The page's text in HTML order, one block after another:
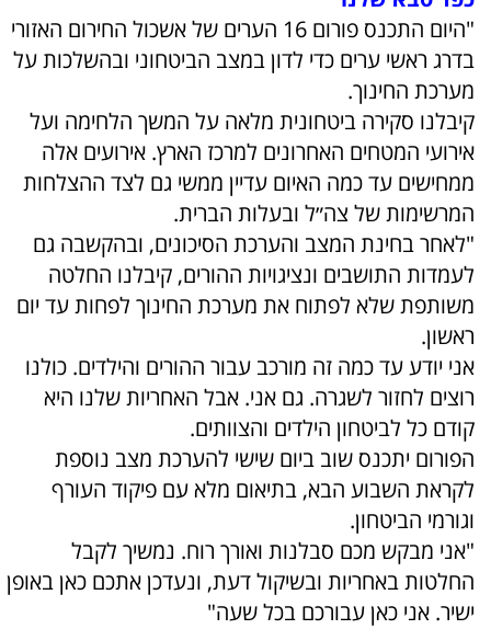
"היום התכנס פורום 16 הערים של אשכול החירום האזורי
בדרג ראשי ערים כדי לדון במצב הביטחוני ובהשלכות על
מערכת החינוך.
קיבלנו סקירה ביטחונית מלאה על המשך הלחימה ועל
אירועי המטחים האחרונים למרכז הארץ. אירועים אלה
ממחישים עד כמה האיום עדיין ממשי גם לצד ההצלחות
המרשימות של צה״ל ובעלות הברית.
"לאחר בחינת המצב והערכת הסיכונים, ובהקשבה גם
לעמדות התושבים ונציגויות ההורים, קיבלנו החלטה
משותפת שלא לפתוח את מערכת החינוך לפחות עד יום
ראשון.
אני יודע עד כמה זה מורכב עבור ההורים והילדים. כולנו
רוצים לחזור לשגרה. גם אני. אבל האחריות שלנו היא
קודם כל לביטחון הילדים והצוותים.
הפורום יתכנס שוב ביום שישי להערכת מצב נוספת
לקראת השבוע הבא, בתיאום מלא עם פיקוד העורף
וגורמי הביטחון.
"אני מבקש מכם סבלנות ואורך רוח. נמשיך לקבל
החלטות באחריות ובשיקול דעת, ונעדכן אתכם כאן באופן
ישיר. אני כאן עבורכם בכל שעה"